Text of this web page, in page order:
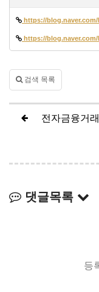
https://blog.naver.com/
https://blog.naver.com/
검색 목록
댓글목록
등